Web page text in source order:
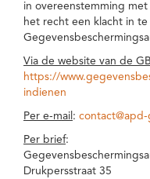
in overeenstemming
het recht een klacht in
Via de website van de
https://
indienen
Per e-mail :
Per brief:
Drukpersstraat 35